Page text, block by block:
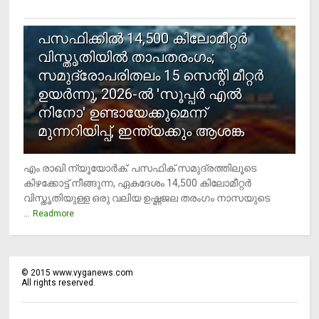
പസഫിക്കില്‍ 14,500 കിലോമീറ്റര്‍
വിസ്തൃതിയില്‍ താപതരംഗം;
സമുദ്രോപരിതലം 15 സെന്റി മീറ്റര്‍
ഉയര്‍ന്നു, 2026-ല്‍ 'സൂപ്പര്‍ എല്‍
നിനോ' ഉണ്ടായേക്കുമെന്ന്
മുന്നറിയിപ്പ്, ഇന്ത്യക്കും ആശങ്ക
എം രാഖി ന്യൂയോര്‍ക്: പസഫിക് സമുദ്രത്തിലൂടെ
കിഴക്കോട്ട് നീങ്ങുന്ന, ഏകദേശം 14,500 കിലോമീറ്റര്‍
വിസ്തൃതിയുള്ള ഒരു വലിയ ഉഷ്ണജല തരംഗം നാസയുടെ
Readmore
©2015 www.vyganews.com
All rights reserved.